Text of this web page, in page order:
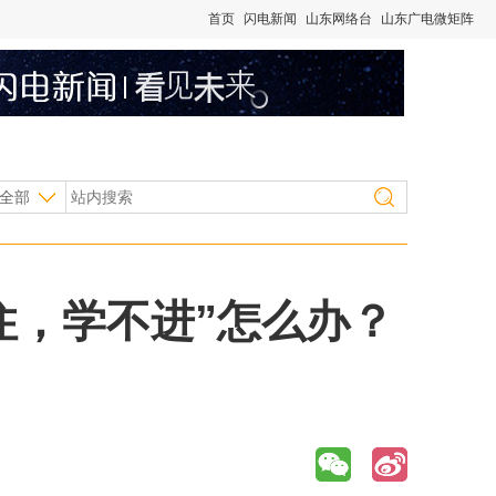
首页 闪电新闻 山东网络台 山东广电微矩阵
部
学不进”怎么办？